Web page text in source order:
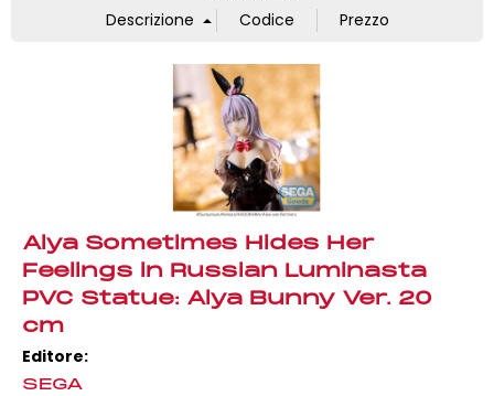
Alya Sometimes Hides Her
Feelings in Russian Luminasta
PVC Statue: Alya Bunny Ver. 20
cm
Editore:
SEGA